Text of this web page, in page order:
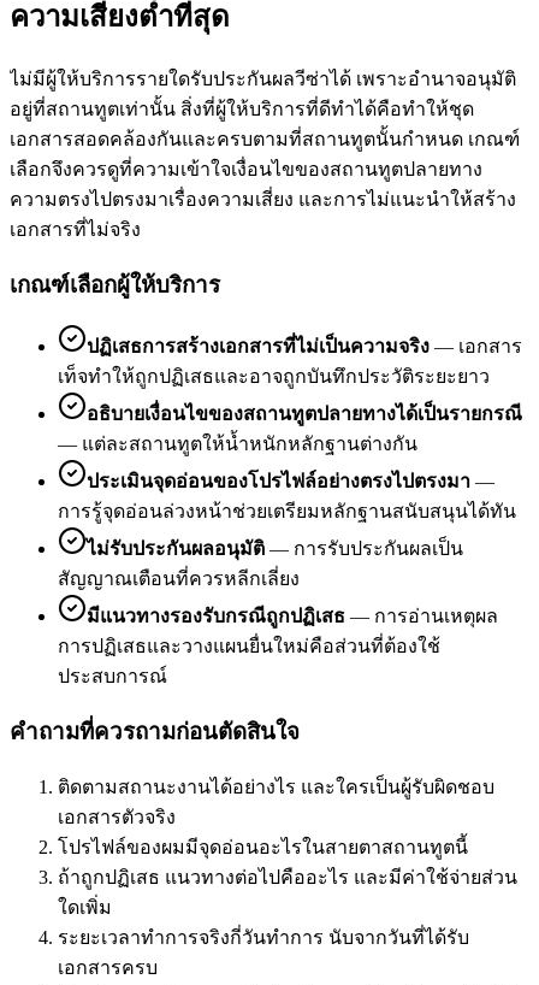
ความเสี่ยงต่ำที่สุด
ไม่มีผู้ให้บริการรายใดรับประกันผลวีซ่าได้ เพราะอำนาจอนุมัติ
อยู่ที่สถานทูตเท่านั้น สิ่งที่ผู้ให้บริการที่ดีทำได้คือทำให้ชุด
เอกสารสอดคล้องกันและครบตามที่สถานทูตนั้นกำหนด เกณฑ์
เลือกจึงควรดูที่ความเข้าใจเงื่อนไขของสถานทูตปลายทาง
ความตรงไปตรงมาเรื่องความเสี่ยง และการไม่แนะนำให้สร้าง
เอกสารที่ไม่จริง
เกณฑ์เลือกผู้ให้บริการ
ปฏิเสธการสร้างเอกสารที่ไม่เป็นความจริง — เอกสาร
เท็จทำให้ถูกปฏิเสธและอาจถูกบันทึกประวัติระยะยาว
อธิบายเงื่อนไขของสถานทูตปลายทางได้เป็นรายกรณี
— แต่ละสถานทูตให้น้ำหนักหลักฐานต่างกัน
ประเมินจุดอ่อนของโปรไฟล์อย่างตรงไปตรงมา —
การรู้จุดอ่อนล่วงหน้าช่วยเตรียมหลักฐานสนับสนุนได้ทัน
ไม่รับประกันผลอนุมัติ — การรับประกันผลเป็น
สัญญาณเตือนที่ควรหลีกเลี่ยง
มีแนวทางรองรับกรณีถูกปฏิเสธ — การอ่านเหตุผล
การปฏิเสธและวางแผนยื่นใหม่คือส่วนที่ต้องใช้
ประสบการณ์
คำถามที่ควรถามก่อนตัดสินใจ
ติดตามสถานะงานได้อย่างไร และใครเป็นผู้รับผิดชอบ
เอกสารตัวจริง
โปรไฟล์ของผมมีจุดอ่อนอะไรในสายตาสถานทูตนี้
ถ้าถูกปฏิเสธ แนวทางต่อไปคืออะไร และมีค่าใช้จ่ายส่วน
ใดเพิ่ม
ระยะเวลาทำการจริงกี่วันทำการ นับจากวันที่ได้รับ
เอกสารครบ